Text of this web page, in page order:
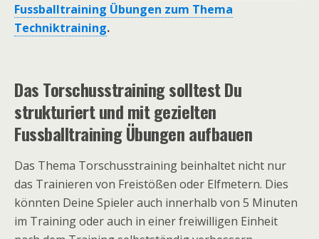
Fussballtraining Übungen zum Thema
Techniktraining.
Das Torschusstraining solltest Du
strukturiert und mit gezielten
Fussballtraining Übungen aufbauen
Das Thema Torschusstraining beinhaltet nicht nur
das Trainieren von Freistößen oder Elfmetern. Dies
könnten Deine Spieler auch innerhalb von 5 Minuten
im Training oder auch in einer freiwilligen Einheit